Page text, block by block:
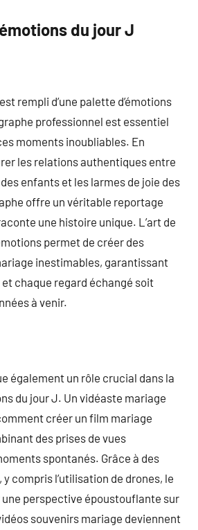
du jour J
rempli d’une palette d’émotions
professionnel est essentiel
moments inoubliables. En
les relations authentiques entre
enfants et les larmes de joie des
offre un véritable reportage
une histoire unique. L’art de
permet de créer des
inestimables, garantissant
chaque regard échangé soit
à venir.
également un rôle crucial dans la
du jour J. Un vidéaste mariage
créer un film mariage
des prises de vues
spontanés. Grâce à des
compris l’utilisation de drones, le
perspective époustouflante sur
souvenirs mariage deviennent